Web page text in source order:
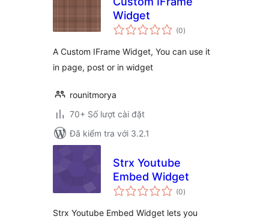
Widget
(0tổng
đánh
)
A Custom IFrame Widget, You can use it
in page, post or in widget
rounitmorya
70+ Số lượt cài đặt
Đã kiểm tra với 3.2.1
Strx Youtube
Embed Widget
(0tổng
đánh
)
Strx Youtube Embed Widget lets you